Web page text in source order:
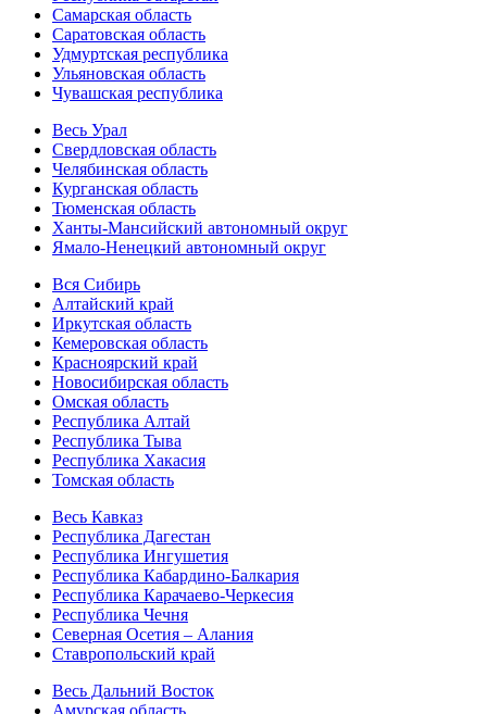
Самарская область
Саратовская область
Удмуртская республика
Ульяновская область
Чувашская республика
Весь Урал
Свердловская область
Челябинская область
Курганская область
Тюменская область
Ханты-Мансийский автономный округ
Ямало-Ненецкий автономный округ
Вся Сибирь
Алтайский край
Иркутская область
Кемеровская область
Красноярский край
Новосибирская область
Омская область
Республика Алтай
Республика Тыва
Республика Хакасия
Томская область
Весь Кавказ
Республика Дагестан
Республика Ингушетия
Республика Кабардино-Балкария
Республика Карачаево-Черкесия
Республика Чечня
Северная Осетия – Алания
Ставропольский край
Весь Дальний Восток
Амурская область